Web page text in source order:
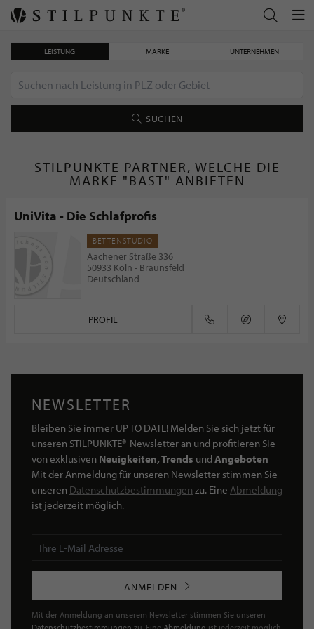
LEISTUNG MARKE UNTERNEHMEN
SUCHEN
STILPUNKTE PARTNER, WELCHE DIE
MARKE "BAST" ANBIETEN
UniVita - Die Schlafprofis
BETTENSTUDIO
Aachener Straße 336
50933 Köln - Braunsfeld
Deutschland
PROFIL
NEWSLETTER
Bleiben Sie immer UP TO DATE! Melden Sie sich jetzt für
unseren STILPUNKTE®-Newsletter an und profitieren Sie
von exklusiven Neuigkeiten, Trends undAngeboten
Mit der Anmeldung für unseren Newsletter stimmen Sie
unseren Datenschutzbestimmungen zu. Eine Abmeldung
ist jederzeit möglich.
ANMELDEN
Mit der Anmeldung an unserem Newsletter stimmen Sie unseren